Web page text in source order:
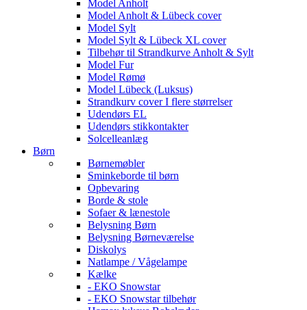
Model Anholt
Model Anholt & Lübeck cover
Model Sylt
Model Sylt & Lübeck XL cover
Tilbehør til Strandkurve Anholt & Sylt
Model Fur
Model Rømø
Model Lübeck (Luksus)
Strandkurv cover I flere størrelser
Udendørs EL
Udendørs stikkontakter
Solcelleanlæg
Børn
Børnemøbler
Sminkeborde til børn
Opbevaring
Borde & stole
Sofaer & lænestole
Belysning Børn
Belysning Børneværelse
Diskolys
Natlampe / Vågelampe
Kælke
- EKO Snowstar
- EKO Snowstar tilbehør